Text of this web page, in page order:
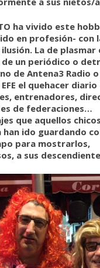
ha vivido este
en profesión- con
La de plasmar
de un periódico o
de Antena3 Radio
el quehacer diario
entrenadores,
de federaciones…
que aquellos
han ido guardando
para mostrarlos,
a sus